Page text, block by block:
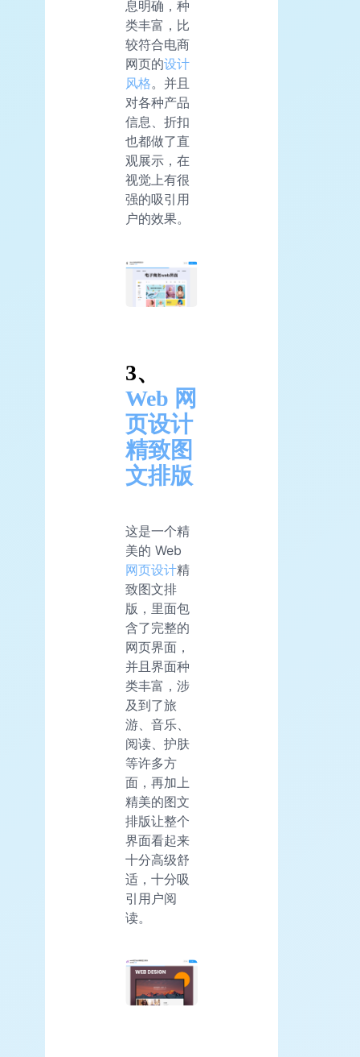
息明确，种
类丰富，比
较符合电商
网页的设计
风格。并且
对各种产品
信息、折扣
也都做了直
观展示，在
视觉上有很
强的吸引用
户的效果。
3、
Web 网
页设计
精致图
文排版
这是一个精
美的 Web
网页设计精
致图文排
版，里面包
含了完整的
网页界面，
并且界面种
类丰富，涉
及到了旅
游、音乐、
阅读、护肤
等许多方
面，再加上
精美的图文
排版让整个
界面看起来
十分高级舒
适，十分吸
引用户阅
读。